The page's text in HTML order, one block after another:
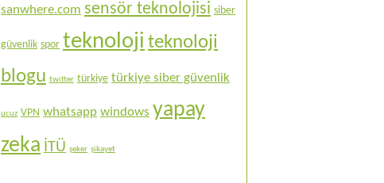
sanwhere.com sensör teknolojisi siber
güvenlik spor teknoloji teknoloji
blogu twitter türkiye türkiye siber güvenlik
ucuz VPN whatsapp windows yapay
zeka İTÜ şeker şikayet